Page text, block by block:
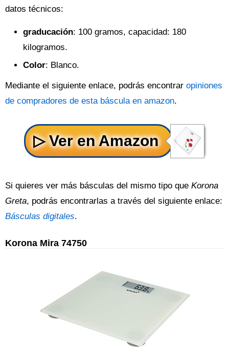
datos técnicos:
graducación: 100 gramos, capacidad: 180
kilogramos.
Color: Blanco.
Mediante el siguiente enlace, podrás encontrar opiniones
de compradores de esta báscula en amazon.
Si quieres ver más básculas del mismo tipo que Korona
Greta, podrás encontrarlas a través del siguiente enlace:
Básculas digitales.
Korona Mira 74750